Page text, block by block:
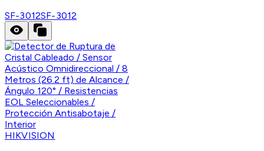
SF-3012SF-3012
HIKVISION